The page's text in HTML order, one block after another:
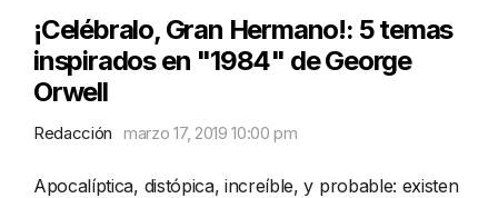
¡Celébralo, Gran Hermano!: 5 temas
inspirados en "1984" de George
Orwell
Redacción marzo 17, 2019 10:00 pm
Apocalíptica, distópica, increíble, y probable: existen